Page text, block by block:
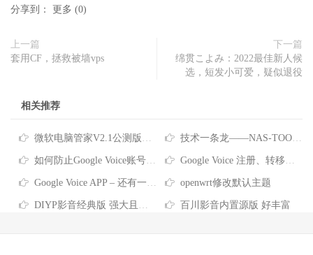
分享到： 更多 (0)
上一篇
套用CF，拯救被墙vps
下一篇
绵贯こよみ：2022最佳新人候
选，短发小可爱，疑似退役
相关推荐
微软电脑管家V2.1公测版正式发布分享 技术一条龙——NAS-TOOL影视搜索、下载、搜刮观看完全指南
如何防止Google Voice账号被回收？看这里~ Google Voice 注册、转移、使用教程
Google Voice APP – 还有一件事… 拨打电话前请验证您自己的电话号码 拨号要关联号码？这是没设置对哦 openwrt修改默认主题
DIYP影音经典版 强大且良心的盒子直播 百川影音内置源版 好丰富